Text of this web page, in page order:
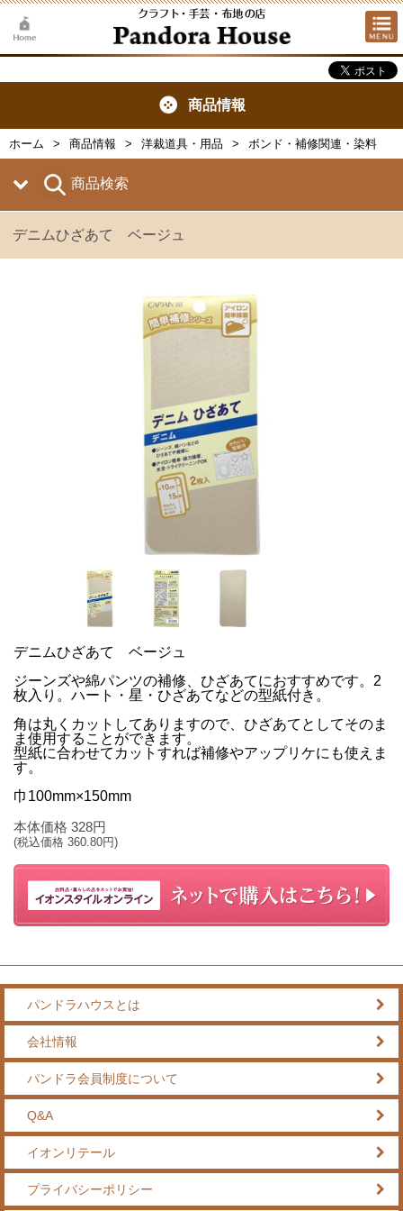
商品情報
ホーム 商品情報 洋裁道具・用品 ボンド・補修関連・染料
商品検索
デニムひざあて ベージュ
デニムひざあて ベージュ
ジーンズや綿パンツの補修、ひざあてにおすすめです。2
枚入り。ハート・星・ひざあてなどの型紙付き。
角は丸くカットしてありますので、ひざあてとしてそのま
ま使用することができます。
型紙に合わせてカットすれば補修やアップリケにも使えま
す。
巾100mm×150mm
本体価格 328円
(税込価格 360.80円)
パンドラハウスとは
会社情報
パンドラ会員制度について
Q&A
イオンリテール
プライバシーポリシー